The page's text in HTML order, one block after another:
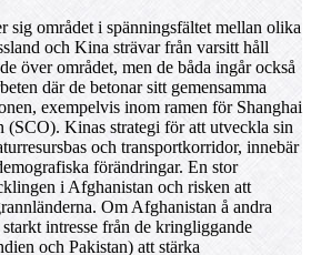
sig området i spänningsfältet mellan olika
och Kina strävar från varsitt håll
över området, men de båda ingår också
där de betonar sitt gemensamma
exempelvis inom ramen för Shanghai
(SCO). Kinas strategi för att utveckla sin
och transportkorridor, innebär
förändringar. En stor
i Afghanistan och risken att
Om Afghanistan å andra
intresse från de kringliggande
och Pakistan) att stärka